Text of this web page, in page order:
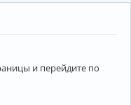
и перейдите по